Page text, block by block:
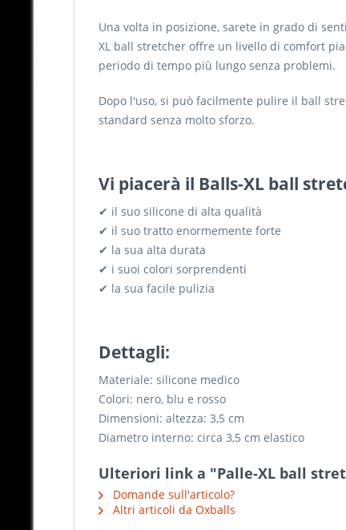
Una volta in posizione, sarete in grado di
XL ball stretcher offre un livello di comfort
periodo di tempo più lungo senza problemi.
Dopo l'uso, si può facilmente pulire il ball
standard senza molto sforzo.
Vi piacerà il Balls-XL ball
✔ il suo silicone di alta qualità
✔ il suo tratto enormemente forte
✔ la sua alta durata
✔ i suoi colori sorprendenti
✔ la sua facile pulizia
Dettagli:
Materiale: silicone medico
Colori: nero, blu e rosso
Dimensioni: altezza: 3,5 cm
Diametro interno: circa 3,5 cm elastico
Ulteriori link a "Palle-XL ball
Domande sull'articolo?
Altri articoli da Oxballs